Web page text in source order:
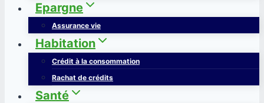
Epargne
Assurance vie
Habitation
Crédit à la consommation
Rachat de crédits
Santé